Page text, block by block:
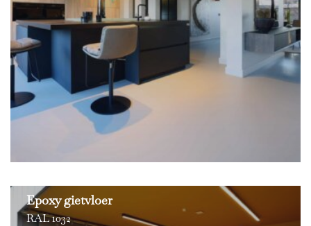
Epoxy gietvloer
RAL 1032